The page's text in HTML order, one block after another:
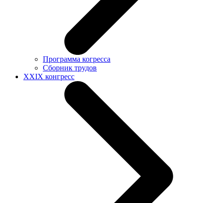
Программа когресса
Сборник трудов
XXIX конгресс